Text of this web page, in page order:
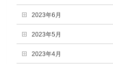
2023年6月
2023年5月
2023年4月